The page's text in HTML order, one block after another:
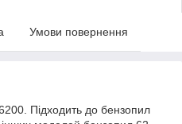
Умови повернення
Підходить до бензопил